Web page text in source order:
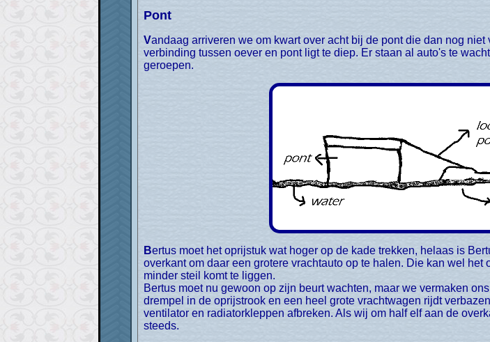
Pont
Vandaag arriveren we om kwart over acht bij de pont die dan nog niet vaart. De af- en oprit van de pont zijn erg steil en de
verbinding tussen oever en pont ligt te diep. Er staan al auto's te
geroepen.
Bertus moet het oprijstuk wat hoger op de kade trekken, helaas is Bertus niet sterk genoeg. De pont gaat eerst leeg naar de
overkant om daar een grotere vrachtauto op te halen. Die kan wel
minder steil komt te liggen.
Bertus moet nu gewoon op zijn beurt wachten, maar we vermaken
drempel in de oprijstrook en een heel grote vrachtwagen rijdt
ventilator en radiatorkleppen afbreken. Als wij om half elf aan de
steeds.